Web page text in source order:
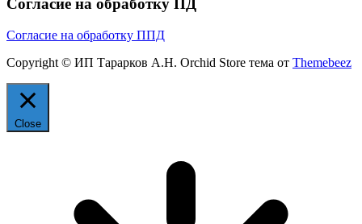
Согласие на обработку ПД
Согласие на обработку ППД
Copyright © ИП Тарарков А.Н. Orchid Store тема от Themebeez
Close